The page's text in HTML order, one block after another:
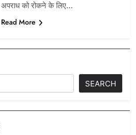
अपराध को रोकने के लिए…
Read More
SEARCH